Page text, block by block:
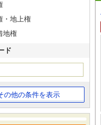
・地上権
地権
ド
の他の条件を表示